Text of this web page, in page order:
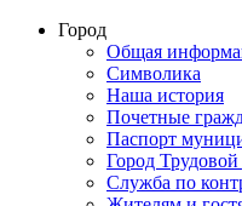
Город
Общая
Символика
Наша история
Почетные
Паспорт
Город
Служба по